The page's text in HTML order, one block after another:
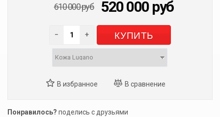
610 000руб 520 000 руб
− + КУПИТЬ
Понравилось? поделись с друзьями